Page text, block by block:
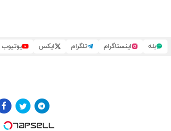
بله اینستاگرام تلگرام ایکس یوتیوب